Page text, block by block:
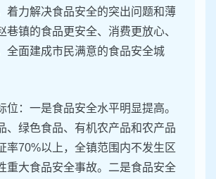
着力解决食品安全的突出问题和薄
巷镇的食品更安全、消费更放心、
全面建成市民满意的食品安全城
位：一是食品安全水平明显提高。
、绿色食品、有机农产品和农产品
率70%以上，全镇范围内不发生区
重大食品安全事故。二是食品安全